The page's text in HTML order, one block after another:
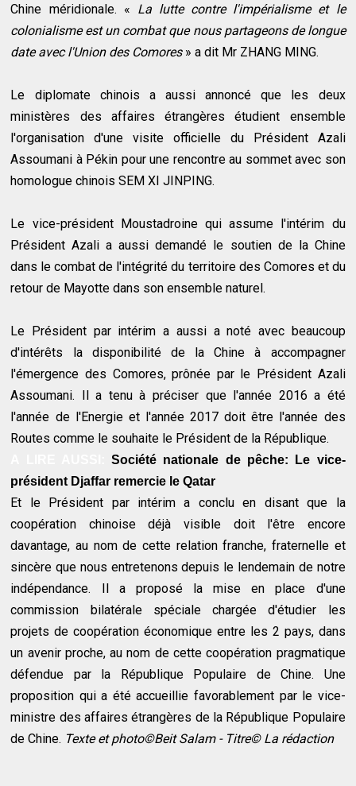
Chine méridionale. « La lutte contre l'impérialisme et le
colonialisme est un combat que nous partageons de longue
date avec l'Union des Comores » a dit Mr ZHANG MING.
Le diplomate chinois a aussi annoncé que les deux
ministères des affaires étrangères étudient ensemble
l'organisation d'une visite officielle du Président Azali
Assoumani à Pékin pour une rencontre au sommet avec son
homologue chinois SEM XI JINPING.
Le vice-président Moustadroine qui assume l'intérim du
Président Azali a aussi demandé le soutien de la Chine
dans le combat de l'intégrité du territoire des Comores et du
retour de Mayotte dans son ensemble naturel.
Le Président par intérim a aussi a noté avec beaucoup
d'intérêts la disponibilité de la Chine à accompagner
l'émergence des Comores, prônée par le Président Azali
Assoumani. Il a tenu à préciser que l'année 2016 a été
l'année de l'Energie et l'année 2017 doit être l'année des
Routes comme le souhaite le Président de la République.
Société nationale de pêche: Le vice-
président Djaffar remercie le Qatar
Et le Président par intérim a conclu en disant que la
coopération chinoise déjà visible doit l'être encore
davantage, au nom de cette relation franche, fraternelle et
sincère que nous entretenons depuis le lendemain de notre
indépendance. Il a proposé la mise en place d'une
commission bilatérale spéciale chargée d'étudier les
projets de coopération économique entre les 2 pays, dans
un avenir proche, au nom de cette coopération pragmatique
défendue par la République Populaire de Chine. Une
proposition qui a été accueillie favorablement par le vice-
ministre des affaires étrangères de la République Populaire
de Chine. Texte et photo©Beit Salam - Titre© La rédaction